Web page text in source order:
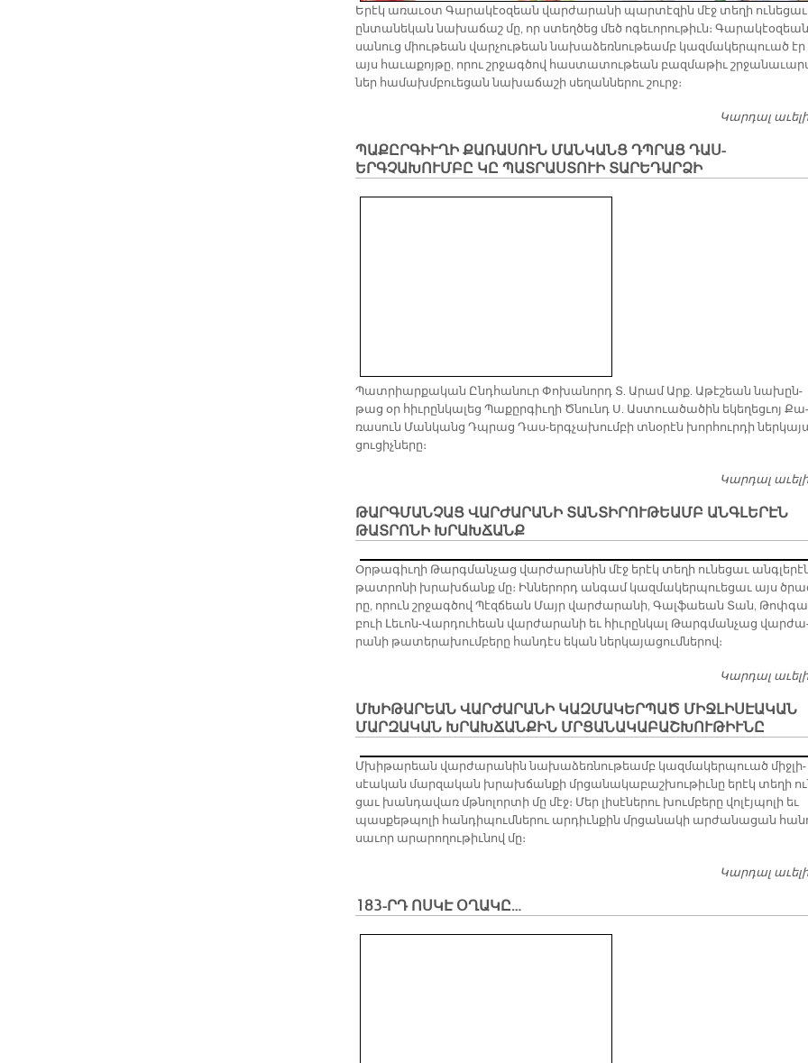
Ե­րէկ ա­ռա­ւօտ Գա­րա­կէօ­զեան վար­ժա­րա­նի պար­տէ­զին մէջ տե­ղի ու­նե­ցաւ
ըն­տա­նե­կան նա­խա­ճաշ մը, որ ստեղ­ծեց մեծ ո­գե­ւո­րու­թիւն։ Գա­րա­կէօ­զեան
սա­նուց միու­թեան վար­չու­թեան նա­խա­ձեռ­նու­թեամբ կազ­մա­կեր­պուած էր
այս հա­ւա­քոյ­թը, ո­րու շրջագ­ծով հաս­տա­տու­թեան բազ­մա­թիւ
ներ հա­մախմ­բուե­ցան նա­խա­ճա­շի սե­ղան­նե­րու շուրջ։
Կարդալ
ՊԱՔԸՐԳԻՒՂԻ ՔԱՌԱՍՈՒՆ ՄԱՆԿԱՆՑ ԴՊՐԱՑ ԴԱՍ-
ԵՐԳՉԱԽՈՒՄԲԸ ԿԸ ՊԱՏՐԱՍՏՈՒԻ ՏԱՐԵԴԱՐՁԻ
Պատ­րիար­քա­կան Ընդ­հա­նուր Փո­խա­նորդ Տ. Ա­րամ Արք. Ա­թէ­շեան նա­խըն­
թաց օր հիւ­րըն­կա­լեց Պա­քըր­գիւ­ղի Ծնունդ Ս. Աստուա­ծա­ծին ե­կե­ղեց­ւոյ Քա­
ռա­սուն Ման­կանց Դպրաց Դաս-երգ­չա­խում­բի տնօ­րէն խոր­հուր­դի
ցու­ցիչ­նե­րը։
Կարդալ
ԹԱՐԳՄԱՆՉԱՑ ՎԱՐԺԱՐԱՆԻ ՏԱՆՏԻՐՈՒԹԵԱՄԲ ԱՆԳԼԵՐԷՆ
ԹԱՏՐՈՆԻ ԽՐԱԽՃԱՆՔ
Օր­թա­գիւ­ղի Թարգ­ման­չաց վար­ժա­րա­նին մէջ ե­րէկ տե­ղի ու­նե­ցաւ
թատ­րո­նի խրախ­ճանք մը։ Ին­նե­րորդ ան­գամ կազ­մա­կեր­պուե­ցաւ այս
րը, ո­րուն շրջագ­ծով Պէզ­ճեան Մայր վար­ժա­րա­նի, Գալ­ֆաեան Տան,
բուի Լե­ւոն-Վար­դու­հեան վար­ժա­րա­նի եւ հիւ­րըն­կալ Թարգ­ման­չաց
րա­նի թա­տե­րա­խում­բե­րը հան­դէս ե­կան ներ­կա­յա­ցում­նե­րով։
Կարդալ
ՄԽԻԹԱՐԵԱՆ ՎԱՐԺԱՐԱՆԻ ԿԱԶՄԱԿԵՐՊԱԾ ՄԻՋԼԻՍԷԱԿԱՆ
ՄԱՐԶԱԿԱՆ ԽՐԱԽՃԱՆՔԻՆ ՄՐՑԱՆԱԿԱԲԱՇԽՈՒԹԻՒՆԸ
Մխի­թա­րեան վար­ժա­րա­նին նա­խա­ձեռ­նու­թեամբ կազ­մա­կեր­պուած միջ­լի­
սէա­կան մար­զա­կան խրախ­ճան­քի մրցա­նա­կա­բաշ­խու­թիւ­նը ե­րէկ տե­ղի
ցաւ խան­դա­վառ մթնո­լոր­տի մը մէջ։ Մեր լի­սէ­նե­րու խում­բե­րը վո­լէյ­պո­լի եւ
պաս­քեթ­պո­լի հան­դի­պում­նե­րու ար­դիւն­քին մրցա­նա­կի ար­ժա­նա­ցան
սա­ւոր ա­րա­րո­ղու­թիւ­նով մը։
Կարդալ
183-ՐԴ ՈՍԿԷ ՕՂԱԿԸ…